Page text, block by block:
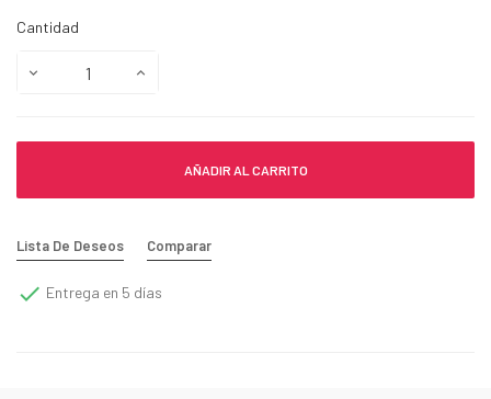
Cantidad
AÑADIR AL CARRITO
Lista De Deseos Comparar
 Entrega en 5 días